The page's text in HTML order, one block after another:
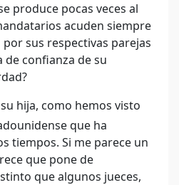
produce pocas veces al
acuden siempre
sus respectivas parejas
confianza de su
hija, como hemos visto
que ha
tiempos. Si me parece un
que pone de
que algunos jueces,